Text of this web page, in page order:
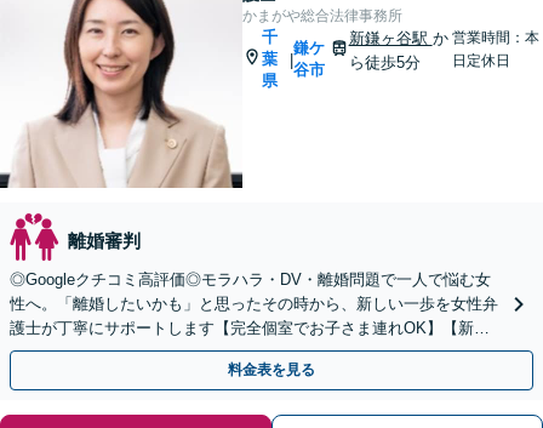
かまがや総合法律事務所
千
葉
県
|
鎌ケ
谷市
新鎌ヶ谷駅 か
ら徒歩5分
営業時間：本
日定休日
離婚審判
◎Googleクチコミ高評価◎モラハラ・DV・離婚問題で一人で悩む女
性へ。「離婚したいかも」と思ったその時から、新しい一歩を女性弁
護士が丁寧にサポートします【完全個室でお子さま連れOK】【新鎌
ケ谷駅5分】
料金表を見る